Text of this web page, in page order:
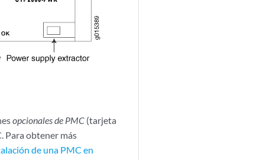
opcionales de PMC (tarjeta
Para obtener más
de una PMC en